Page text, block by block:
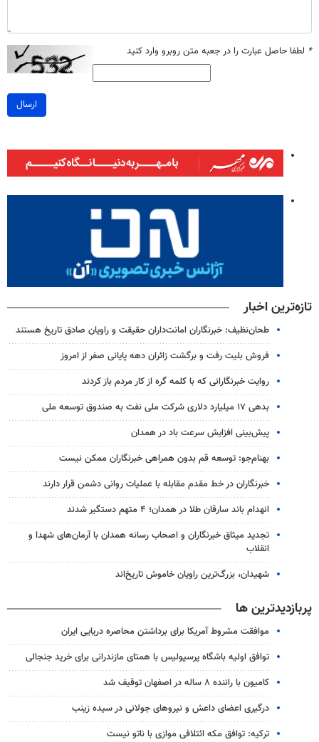
* لطفا حاصل عبارت را در جعبه متن روبرو وارد کنید
ارسال
تازه‌ترین اخبار
طحان‌نظیف: خبرنگاران امانت‌داران حقیقت و راویان صادق تاریخ‌ هستند
فروش بلیت رفت و برگشت زائران دهه پایانی صفر از امروز
روایت خبرنگارانی که با کلمه گره از کار مردم باز کردند
بدهی ۱۷ میلیارد دلاری شرکت ملی نفت به صندوق توسعه ملی
پیش‌بینی افزایش سرعت باد در همدان
بهنام‌جو: توسعه قم بدون همراهی خبرنگاران ممکن نیست
خبرنگاران در خط مقدم مقابله با عملیات روانی دشمن قرار دارند
انهدام باند سارقان طلا در همدان؛ ۴ متهم دستگیر شدند
تجدید میثاق خبرنگاران و اصحاب رسانه همدان با آرمان‌های شهدا و
انقلاب
شهیدان، بزرگ‌ترین راویان خاموش تاریخ‌اند
پربازدیدترین ها
موافقت مشروط آمریکا برای برداشتن محاصره دریایی ایران
توافق اولیه باشگاه پرسپولیس با همتای مازندرانی برای خرید جنجالی
کامیون با راننده ۸ ساله در اصفهان توقیف شد
درگیری اعضای داعش و نیروهای جولانی در سیده زینب
ترکیه: توافق مکه ائتلافی موازی با ناتو نیست